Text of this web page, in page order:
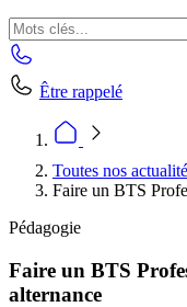
Être rappelé
Toutes nos
Faire un BTS
Pédagogie
Faire un BTS
alternance